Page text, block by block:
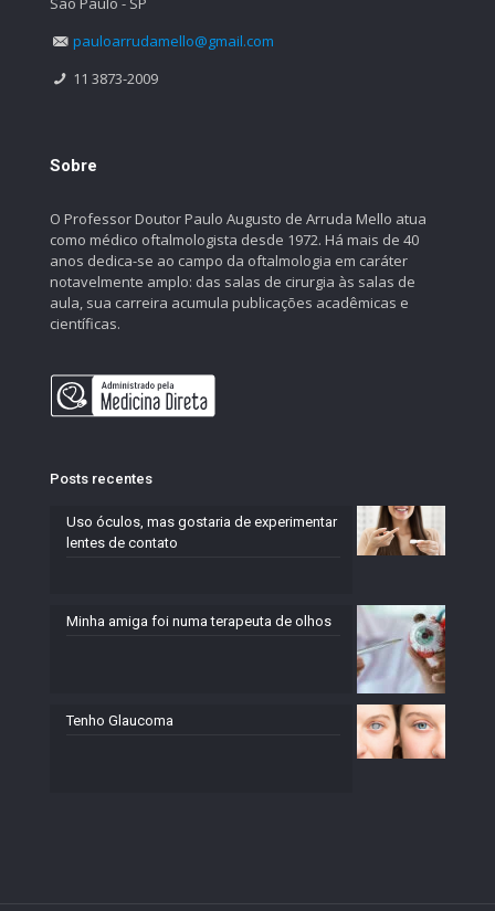
pauloarrudamello@gmail.com
11 3873-2009
Sobre
O Professor Doutor Paulo Augusto de Arruda Mello atua
como médico oftalmologista desde 1972. Há mais de 40
anos dedica-se ao campo da oftalmologia em caráter
notavelmente amplo: das salas de cirurgia às salas de
aula, sua carreira acumula publicações acadêmicas e
científicas.
Posts recentes
Uso óculos, mas gostaria de experimentar
lentes de contato
Minha amiga foi numa terapeuta de olhos
Tenho Glaucoma